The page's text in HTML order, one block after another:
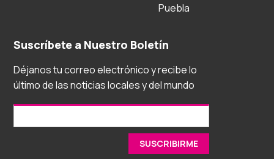
Puebla
Suscríbete a Nuestro Boletín
Déjanos tu correo electrónico y recibe lo
último de las noticias locales y del mundo